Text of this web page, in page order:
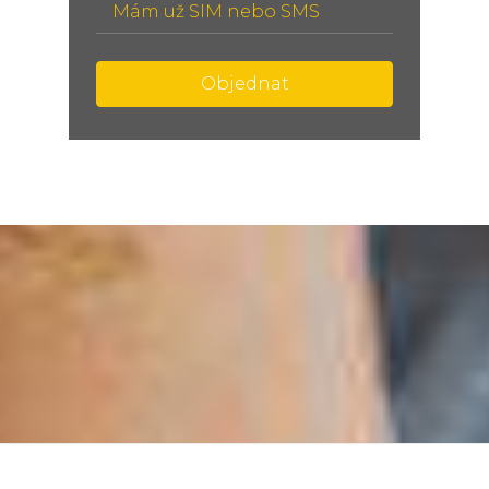
Mám už SIM nebo SMS
Objednat